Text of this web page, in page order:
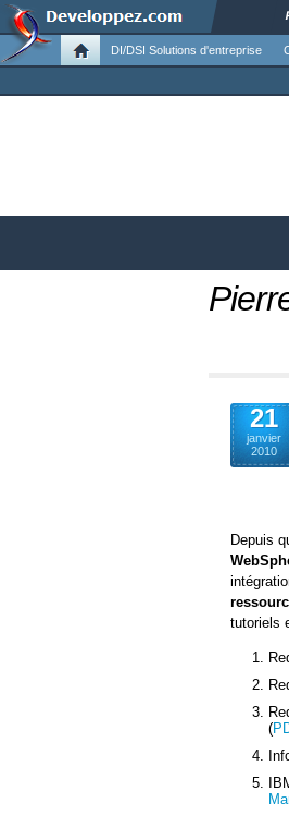
DI/DSI Solutions d'entreprise
21
janvier
2010
Depuis
tutoriels
(